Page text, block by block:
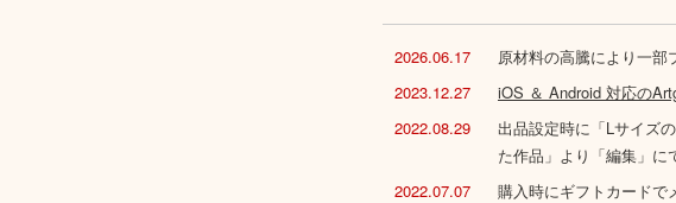
2026.06.17 原材料の高騰により一
2023.12.27
iOS ＆ Android 対応の
2022.08.29
出品設定時に「Lサイズ
た作品」より「編集」に
2022.07.07
購入時にギフトカードで